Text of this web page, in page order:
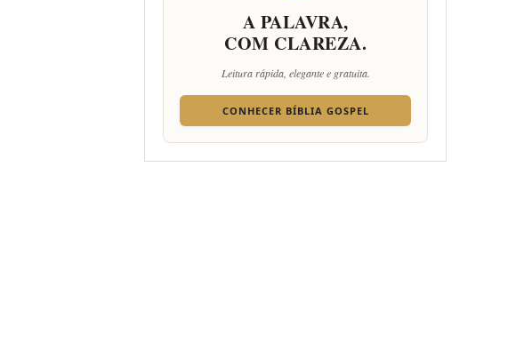
A PALAVRA,
COM CLAREZA.
Leitura rápida, elegante e gratuita.
CONHECER BÍBLIA GOSPEL